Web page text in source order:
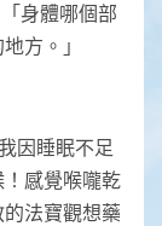
身體哪個部
方。」
因睡眠不足
感覺喉嚨乾
法寶觀想藥